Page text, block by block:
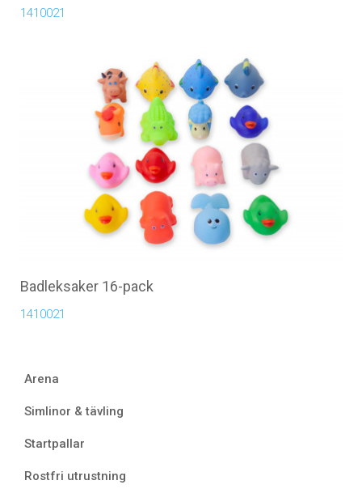
1410021
Badleksaker 16-pack
1410021
Arena
Simlinor & tävling
Startpallar
Rostfri utrustning